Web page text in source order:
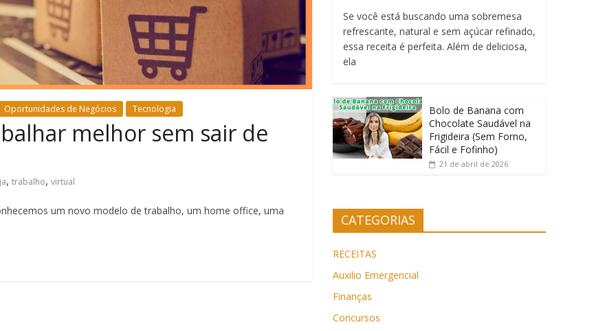
Oportunidades de Negócios Tecnologia
melhor sem sair de
, trabalho, virtual
um novo modelo de trabalho, um home office, uma
Se você está buscando uma sobremesa
refrescante, natural e sem açúcar refinado,
essa receita é perfeita. Além de deliciosa,
ela
Bolo de Banana com
Chocolate Saudável na
Frigideira (Sem Forno,
Fácil e Fofinho)
21 de abril de 2026
CATEGORIAS
RECEITAS
Auxilio Emergencial
Finanças
Concursos